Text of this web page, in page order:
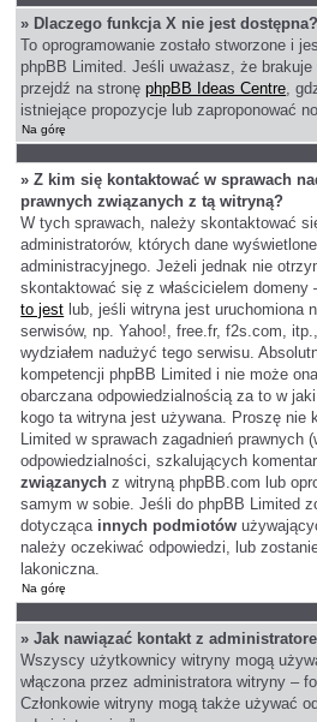
» Dlaczego funkcja X nie jest dostępna?
To oprogramowanie zostało stworzone i
phpBB Limited. Jeśli uważasz, że
przejdź na stronęphpBB Ideas Centre,
istniejące propozycje lub zaproponować
Na górę
» Z kim się kontaktować w sprawach
prawnych związanych z tą witryną?
W tych sprawach, należy skontaktować
administratorów, których dane
administracyjnego. Jeżeli jednak nie
skontaktować się z właścicielem domeny
to jest lub, jeśli witryna jest uruchomiona
serwisów, np. Yahoo!, free.fr, f2s.com,
wydziałem nadużyć tego serwisu.
kompetencji phpBB Limited i nie może
obarczana odpowiedzialnością za to w
kogo ta witryna jest używana. Proszę nie
Limited w sprawach zagadnień prawnych
odpowiedzialności, szkalujących
związanych z witryną phpBB.com lub
samym w sobie. Jeśli do phpBB Limited
dotycząca innych podmiotów
należy oczekiwać odpowiedzi, lub
lakoniczna.
Na górę
» Jak nawiązać kontakt z
Wszyscy użytkownicy witryny mogą
włączona przez administratora witryny –
Członkowie witryny mogą także używać